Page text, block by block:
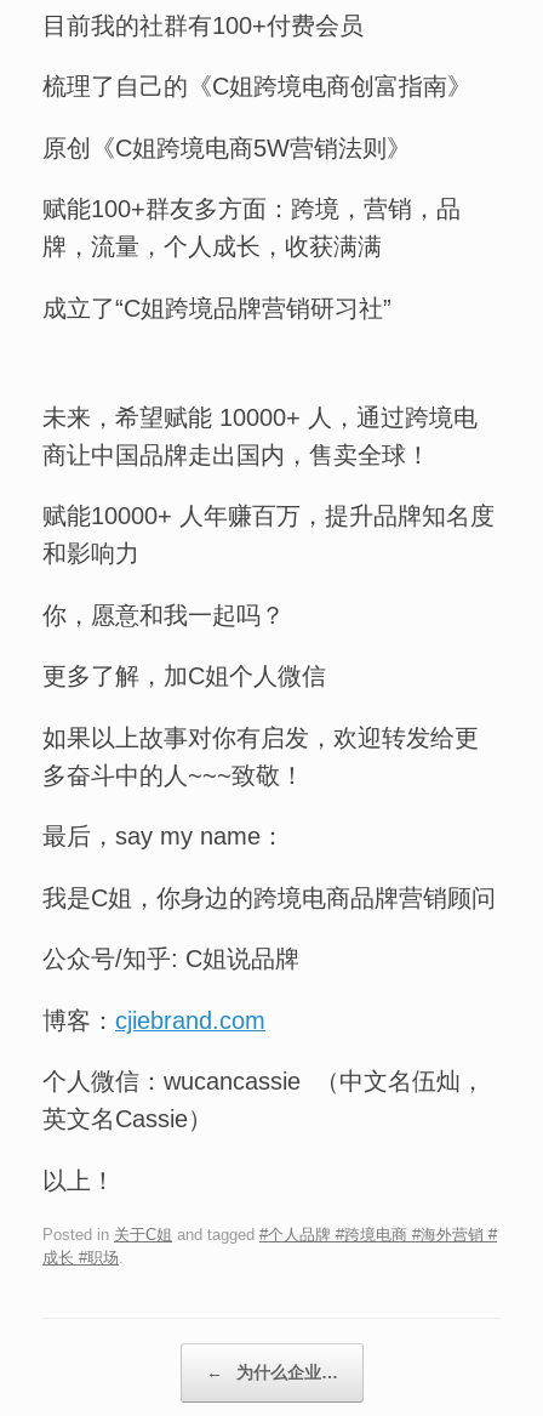
目前我的社群有100+付费会员
梳理了自己的《C姐跨境电商创富指南》
原创《C姐跨境电商5W营销法则》
赋能100+群友多方面：跨境，营销，品
牌，流量，个人成长，收获满满
成立了“C姐跨境品牌营销研习社”
未来，希望赋能 10000+ 人，通过跨境电
商让中国品牌走出国内，售卖全球！
赋能10000+ 人年赚百万，提升品牌知名度
和影响力
你，愿意和我一起吗？
更多了解，加C姐个人微信
如果以上故事对你有启发，欢迎转发给更
多奋斗中的人~~~致敬！
最后，say my name：
我是C姐，你身边的跨境电商品牌营销顾问
公众号/知乎: C姐说品牌
博客： cjiebrand.com
个人微信：wucancassie （中文名伍灿，
英文名Cassie）
以上！
Posted in 关于C姐 and tagged #个人品牌 #跨境电商 #海外营销 #
成长 #职场.
← 为什么企业…